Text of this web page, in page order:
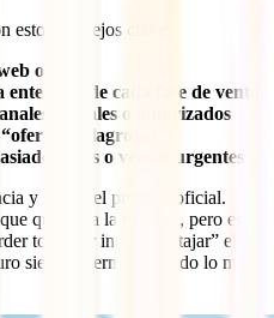
estos consejos clave:
oficial
de cada fase de venta
oficiales o autorizados
milagrosas”
bajos o ventas urgentes
y seguir el proceso oficial.
quieres a la primera, pero es
todo por intentar “atajar” el
siempre termina siendo lo más